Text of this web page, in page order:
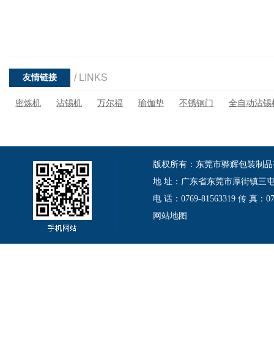
友情链接 / LINKS
密炼机 沾锡机 万尔福 瑜伽垫 不锈钢门 全自动沾锡
版权所有：东莞市骅辉包装制品
地 址：广东省东莞市厚街镇三
电 话：0769-81563319 传 真：
网站地图